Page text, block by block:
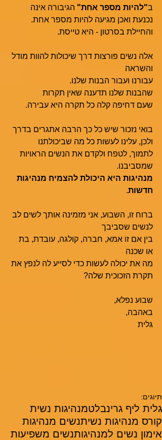
ב"להיות מספר אחת" הגיבורה אינה
נכנעת ואכן מגיעה להיות מספר אחת.
והחיילת בסרטון - היא טייסת.
אלה נשים פורצות דרך שיכולות להוות מודל
והשראה
עבורנו ועבור הבנות שלנו.
שהבנות שלנו תדענה שאין תקרות
שעם דחיפה קלה כל תקרה היא עבירה.
בואי נזכור שיש כל כך הרבה אתגרים בדרך
ולכן, עלינו לעשות כל מה שביכולתנו
לתמוך, לטפח ולקדם את הנשים הראויות
שמסביבנו.
מנהיגות היא היכולת להצמיח מנהיגות
חדשות.
ברוח זו, השבוע, אני מזמינה אותך לשים לב
לנשים שסביבך
בין אם זו אמא, חברה, קולגה, עובדת, בת
או שכנה
מה את יכולה לעשות כדי לסייע לה לנפץ את
תקרת הזכוכית שלה?
שבוע נפלא,
באהבה,
גלית
תיוגים:
גלית ליף גרינבלטמנהיגות נשית
קורס מנהיגות נשיתנשים מנהיגות
אימון נשים למנהיגותנשים משפיעות